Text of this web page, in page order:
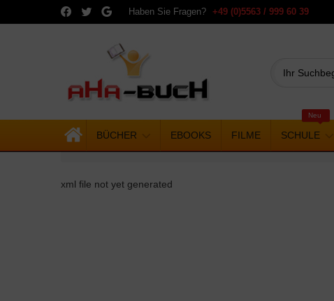
Haben Sie Fragen? +49 (0)5563 / 999 60 39
BÜCHER EBOOKS FILME
Neu
SCHULE
xml file not yet generated